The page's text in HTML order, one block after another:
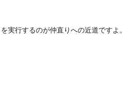
実行するのが仲直りへの近道ですよ。